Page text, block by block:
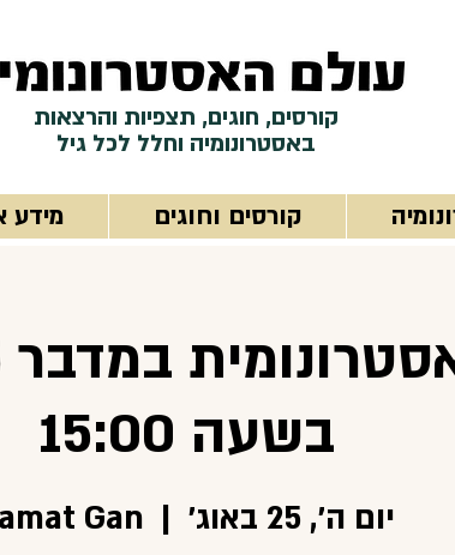
קורסים, חוגים, תצפיות והרצאות
באסטרונומיה וחלל לכל גיל
קורסים וחוגים מידע
בשעה 15:00
יום ה׳, 25 באוג׳
  |
Gan